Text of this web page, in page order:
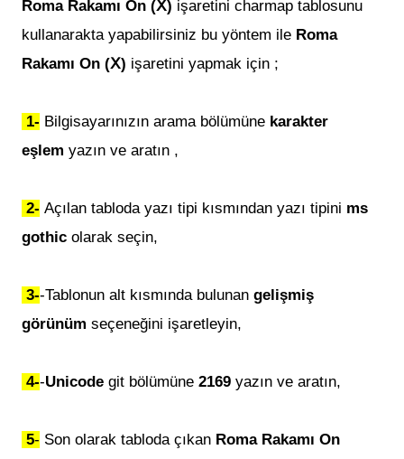
Roma Rakamı On (Ⅹ) işaretini charmap tablosunu
kullanarakta yapabilirsiniz bu yöntem ile Roma
Rakamı On (Ⅹ) işaretini yapmak için ;
1- Bilgisayarınızın arama bölümüne karakter
eşlem yazın ve aratın ,
2- Açılan tabloda yazı tipi kısmından yazı tipini ms
gothic olarak seçin,
3--Tablonun alt kısmında bulunan gelişmiş
görünüm seçeneğini işaretleyin,
4--Unicode git bölümüne 2169 yazın ve aratın,
5- Son olarak tabloda çıkan Roma Rakamı On